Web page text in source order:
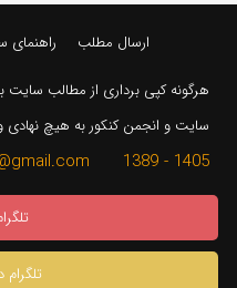
ارسال مطلب راهنمای
هرگونه کپی برداری از مطالب سایت
سایت و انجمن کنکور به هیچ نهادی
1405 - 1389 konkur.in@gmail.com